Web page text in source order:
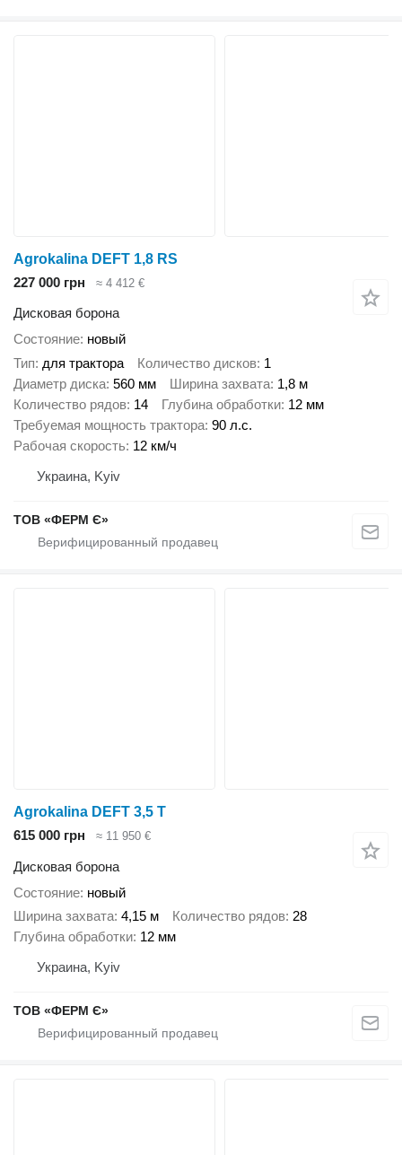
Agrokalina DEFT 1,8 RS
227 000 грн
≈ 4 412 €
Дисковая борона
Состояние новый
Тип для трактора Количество дисков 1
Диаметр диска 560 мм Ширина захвата 1,8 м
Количество рядов 14 Глубина обработки 12 мм
Требуемая мощность трактора 90 л.с.
Рабочая скорость 12 км/ч
Украина, Kyiv
ТОВ «ФЕРМ Є»
Agrokalina DEFT 3,5 T
615 000 грн
≈ 11 950 €
Дисковая борона
Состояние новый
Ширина захвата 4,15 м Количество рядов 28
Глубина обработки 12 мм
Украина, Kyiv
ТОВ «ФЕРМ Є»